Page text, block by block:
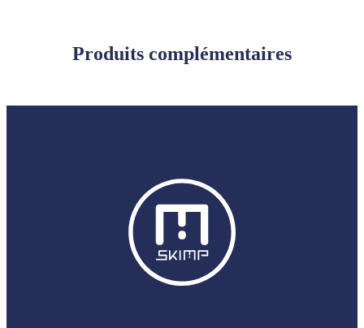
Produits complémentaires